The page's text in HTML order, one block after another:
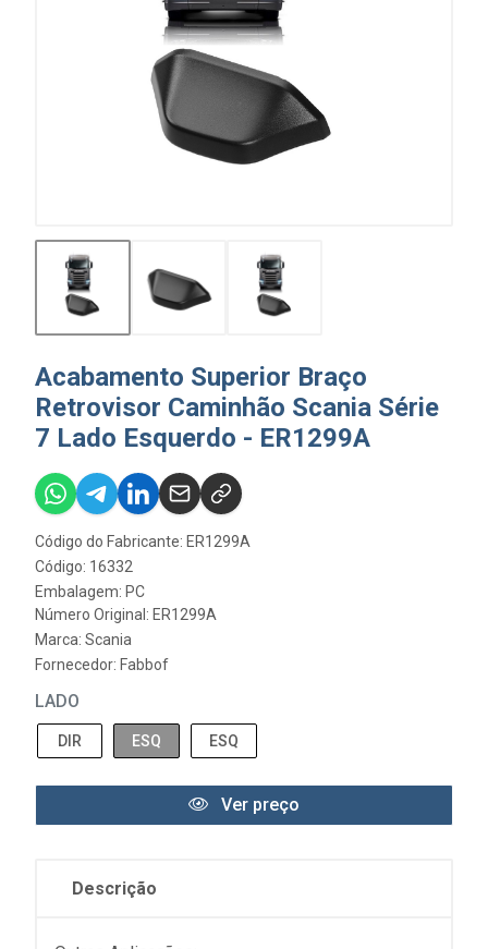
Acabamento Superior Braço
Retrovisor Caminhão Scania Série
7 Lado Esquerdo - ER1299A
Código do Fabricante: ER1299A
Código: 16332
Embalagem: PC
Número Original: ER1299A
Marca: Scania
Fornecedor: Fabbof
LADO
DIR ESQ ESQ
Ver preço
Descrição